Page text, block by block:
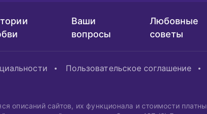
Ваши
вопросы
Любовные
советы
Пользовательское соглашение
описаний сайтов, их функционала и стоимости